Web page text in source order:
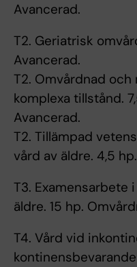
Avancerad.
T2. Geriatrisk
Avancerad.
T2. Omvårdnad
komplexa tillstånd.
Avancerad.
T2. Tillämpad
vård av äldre. 4,5
T3. Examensarbete
äldre. 15 hp.
T4. Vård vid